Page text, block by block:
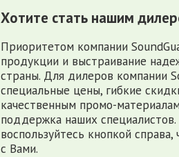
Хотите стать нашим
Приоритетом компании
продукции и выстраивание
страны. Для дилеров компании
специальные цены, гибкие
качественным промо-
поддержка наших
воспользуйтесь кнопкой
с Вами.